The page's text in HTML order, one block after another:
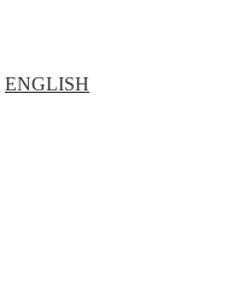
ENGLISH